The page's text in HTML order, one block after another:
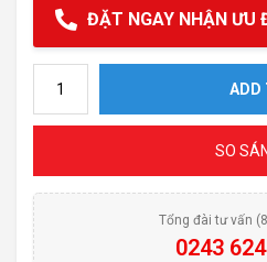
ĐẶT NGAY NHẬN ƯU
ADD
SO
Tổng đài tư vấn
0243